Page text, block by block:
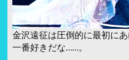
金沢遠征は圧倒的に最初に
一番好きだな……。